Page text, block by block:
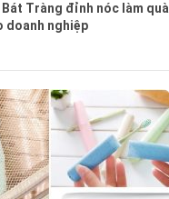
Bát Tràng đỉnh nóc làm quà
doanh nghiệp